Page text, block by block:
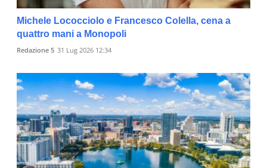
Michele Lococciolo e Francesco Colella, cena a
quattro mani a Monopoli
Redazione 5 31 Lug 2026 12:34